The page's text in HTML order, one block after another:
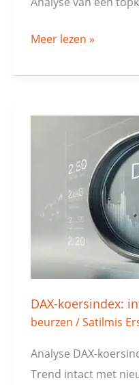
Meer lezen »
DAX-koersindex:
beurzen /Satilmis
Analyse DAX-
Trend intact met